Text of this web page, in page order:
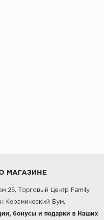
МАГАЗИНЕ
25, Торговый Центр Family
Керамический Бум.
бонусы и подарки в Наших